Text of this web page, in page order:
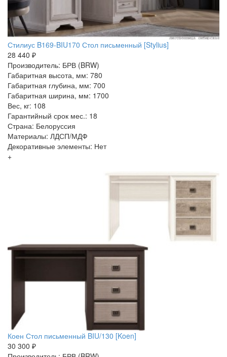
Стилиус B169-BIU170 Стол письменный [Stylius]
28 440 ₽
Производитель: БРВ (BRW)
Габаритная высота, мм: 780
Габаритная глубина, мм: 700
Габаритная ширина, мм: 1700
Вес, кг: 108
Гарантийный срок мес.: 18
Страна: Белоруссия
Материалы: ЛДСП/МДФ
Декоративные элементы: Нет
+
Коен Стол письменный BIU/130 [Koen]
30 300 ₽